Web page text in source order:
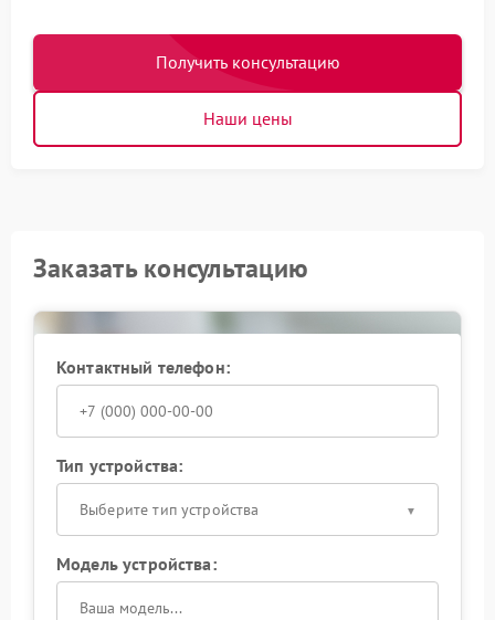
Получить консультацию
Наши цены
Заказать консультацию
Контактный телефон:
Тип устройства:
Выберите тип устройства
Модель устройства: